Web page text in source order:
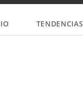
TENDENCIAS